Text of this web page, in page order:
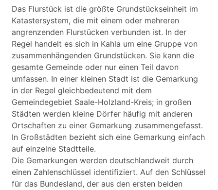
Das Flurstück ist die größte Grundstückseinheit im
Katastersystem, die mit einem oder mehreren
angrenzenden Flurstücken verbunden ist. In der
Regel handelt es sich in Kahla um eine Gruppe von
zusammenhängenden Grundstücken. Sie kann die
gesamte Gemeinde oder nur einen Teil davon
umfassen. In einer kleinen Stadt ist die Gemarkung
in der Regel gleichbedeutend mit dem
Gemeindegebiet Saale-Holzland-Kreis; in großen
Städten werden kleine Dörfer häufig mit anderen
Ortschaften zu einer Gemarkung zusammengefasst.
In Großstädten bezieht sich eine Gemarkung einfach
auf einzelne Stadtteile.
Die Gemarkungen werden deutschlandweit durch
einen Zahlenschlüssel identifiziert. Auf den Schlüssel
für das Bundesland, der aus den ersten beiden